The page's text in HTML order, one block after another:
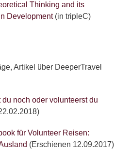
Thinking and its
Development(in tripleC)
Artikel über DeeperTravel
du noch oder volunteerst du
für Volunteer Reisen:
(Erschienen 12.09.2017)